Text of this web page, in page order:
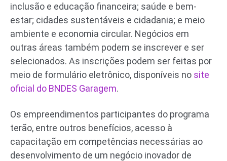
inclusão e educação financeira; saúde e bem-
estar; cidades sustentáveis e cidadania; e meio
ambiente e economia circular. Negócios em
outras áreas também podem se inscrever e ser
selecionados. As inscrições podem ser feitas por
meio de formulário eletrônico, disponíveis no site
oficial do BNDES Garagem.
Os empreendimentos participantes do programa
terão, entre outros benefícios, acesso à
capacitação em competências necessárias ao
desenvolvimento de um negócio inovador de